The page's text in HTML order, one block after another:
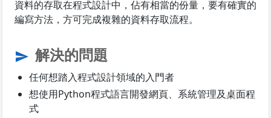
資料的存取在程式設計中，佔有相當的份量，要有確實的
編寫方法，方可完成複雜的資料存取流程。
send 解決的問題
任何想踏入程式設計領域的入門者
想使用Python程式語言開發網頁、系統管理及桌面程
式